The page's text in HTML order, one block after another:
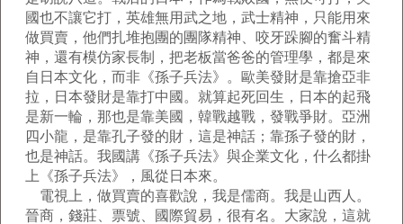
國也不讓它打，英雄無用武之地，武士精神，只能用來
做買賣，他們扎堆抱團的團隊精神、咬牙跺腳的奮斗精
神，還有模仿家長制，把老板當爸爸的管理學，都是來
自日本文化，而非《孫子兵法》。歐美發財是靠搶亞非
拉，日本發財是靠打中國。就算起死回生，日本的起飛
是新一輪，那也是靠美國，韓戰越戰，發戰爭財。亞洲
四小龍，是靠孔子發的財，這是神話；靠孫子發的財，
也是神話。我國講《孫子兵法》與企業文化，什么都掛
上《孫子兵法》，風從日本來。
電視上，做買賣的喜歡說，我是儒商。我是山西人。
晉商，錢莊、票號、國際貿易，很有名。大家說，這就